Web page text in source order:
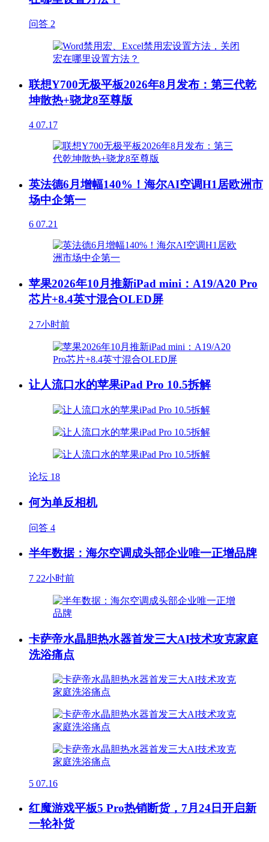
问答 2
联想Y700无极平板2026年8月发布：第三代乾
坤散热+骁龙8至尊版
4 07.17
英法德6月增幅140%！海尔AI空调H1居欧洲市
场中企第一
6 07.21
苹果2026年10月推新iPad mini：A19/A20 Pro
芯片+8.4英寸混合OLED屏
2 7小时前
让人流口水的苹果iPad Pro 10.5拆解
论坛 18
何为单反相机
问答 4
半年数据：海尔空调成头部企业唯一正增品牌
7 22小时前
卡萨帝水晶胆热水器首发三大AI技术攻克家庭
洗浴痛点
5 07.16
红魔游戏平板5 Pro热销断货，7月24日开启新
一轮补货